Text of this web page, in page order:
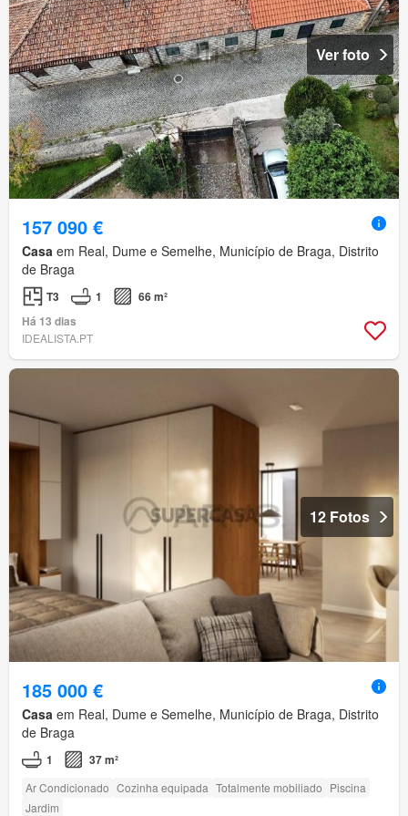
Ver foto
157 090 €
Casa em Real, Dume e Semelhe, Município de Braga, Distrito
de Braga
T3 1
66 m²
Há 13 dias
IDEALISTA.PT
12 Fotos
185 000 €
Casa em Real, Dume e Semelhe, Município de Braga, Distrito
de Braga
1 37 m²
Ar Condicionado Cozinha equipada Totalmente mobiliado Piscina
Jardim